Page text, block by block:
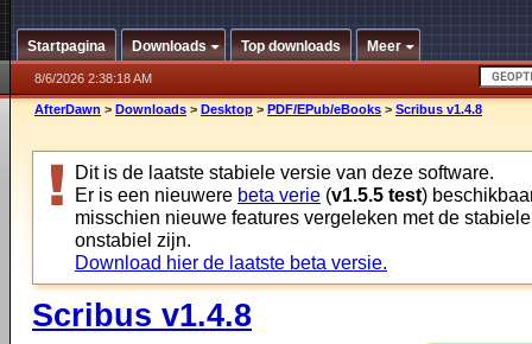
Startpagina Downloads Top downloads Meer
8/6/2026 2:38:18 AM
AfterDawn > Downloads > Desktop > PDF/EPub/eBooks > Scribus v1.4.8
Dit is de laatste stabiele versie van deze software.
Er is een nieuwere beta verie (v1.5.5 test)
misschien nieuwe features vergeleken met de
onstabiel zijn.
Download hier de laatste beta versie.
Scribus v1.4.8